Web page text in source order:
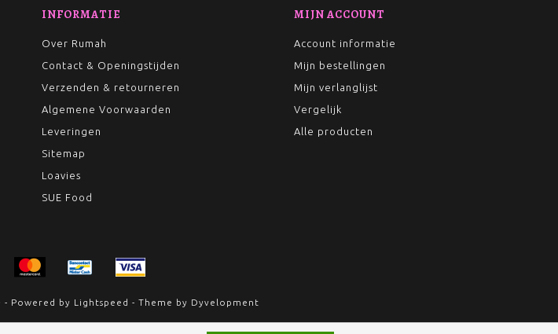
INFORMATIE
Over Rumah
Contact & Openingstijden
Verzenden & retourneren
Algemene Voorwaarden
Leveringen
Sitemap
Loavies
SUE Food
MIJN ACCOUNT
Account informatie
Mijn bestellingen
Mijn verlanglijst
Vergelijk
Alle producten
Powered by Lightspeed - Theme by Dyvelopment